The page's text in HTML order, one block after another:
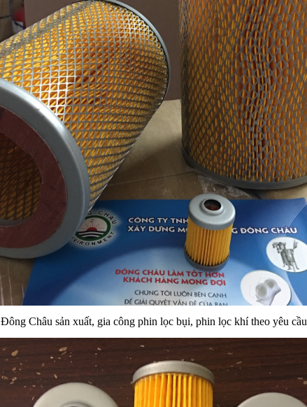
Đông Châu sản xuất, gia công phin lọc bụi, phin lọc khí theo yêu cầu